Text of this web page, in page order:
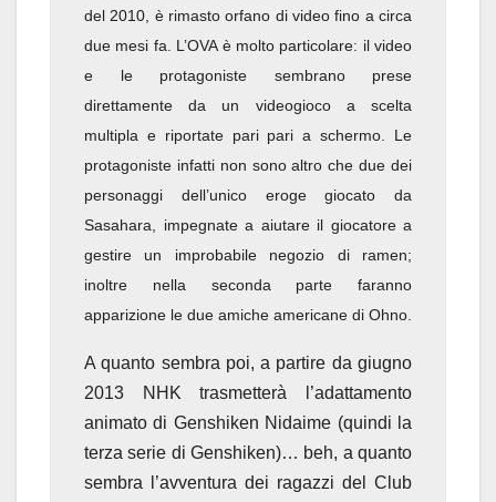
del 2010, è rimasto orfano di video fino a circa
due mesi fa. L’OVA è molto particolare: il video
e le protagoniste sembrano prese
direttamente da un videogioco a scelta
multipla e riportate pari pari a schermo. Le
protagoniste infatti non sono altro che due dei
personaggi dell’unico eroge giocato da
Sasahara, impegnate a aiutare il giocatore a
gestire un improbabile negozio di ramen;
inoltre nella seconda parte faranno
apparizione le due amiche americane di Ohno.
A quanto sembra poi, a partire da giugno
2013 NHK trasmetterà l’adattamento
animato di Genshiken Nidaime (quindi la
terza serie di Genshiken)… beh, a quanto
sembra l’avventura dei ragazzi del Club